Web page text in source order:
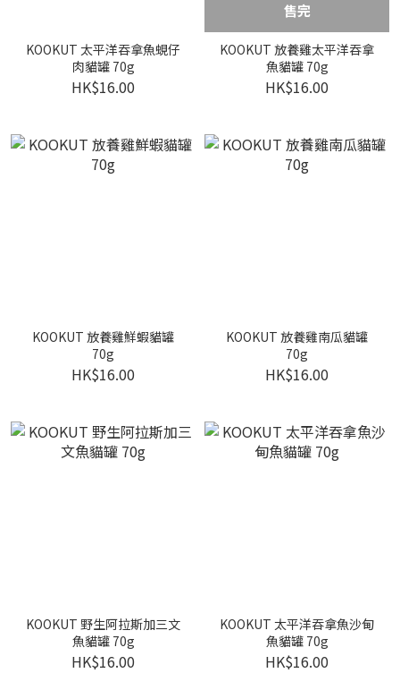
KOOKUT 太平洋吞拿魚蜆仔
肉貓罐 70g
HK$16.00
售完
KOOKUT 放養雞太平洋吞拿
魚貓罐 70g
HK$16.00
KOOKUT 放養雞鮮蝦貓罐
70g
HK$16.00
KOOKUT 放養雞南瓜貓罐
70g
HK$16.00
KOOKUT 野生阿拉斯加三文
魚貓罐 70g
HK$16.00
KOOKUT 太平洋吞拿魚沙甸
魚貓罐 70g
HK$16.00